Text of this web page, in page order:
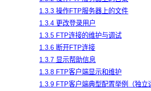
1.3.3 操作FTP服务器上的文件
1.3.4 更改登录用户
1.3.5 FTP连接的维护与调试
1.3.6 断开FTP连接
1.3.7 显示帮助信息
1.3.8 FTP客户端显示和维护
1.3.9 FTP客户端典型配置举例（独立